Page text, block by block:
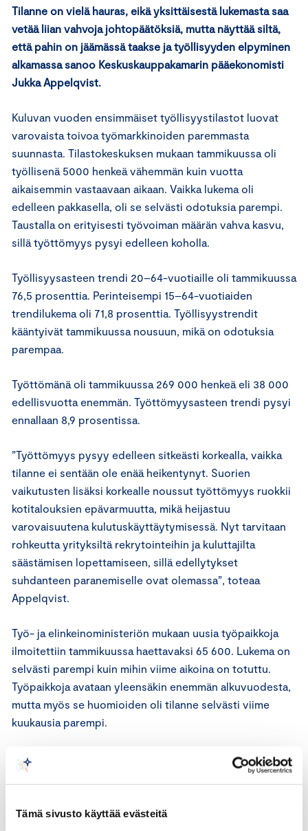
Tämä sivusto käyttää evästeitä
Tilanne on vielä hauras, eikä yksittäisestä lukemasta saa
vetää liian vahvoja johtopäätöksiä, mutta näyttää siltä,
että pahin on jäämässä taakse ja työllisyyden elpyminen
alkamassa sanoo Keskuskauppakamarin pääekonomisti
Jukka Appelqvist.
Kuluvan vuoden ensimmäiset työllisyystilastot luovat
varovaista toivoa työmarkkinoiden paremmasta
suunnasta. Tilastokeskuksen mukaan tammikuussa oli
työllisenä 5000 henkeä vähemmän kuin vuotta
aikaisemmin vastaavaan aikaan. Vaikka lukema oli
edelleen pakkasella, oli se selvästi odotuksia parempi.
Taustalla on erityisesti työvoiman määrän vahva kasvu,
sillä työttömyys pysyi edelleen koholla.
Työllisyysasteen trendi 20–64-vuotiaille oli tammikuussa
76,5 prosenttia. Perinteisempi 15–64-vuotiaiden
trendilukema oli 71,8 prosenttia. Työllisyystrendit
kääntyivät tammikuussa nousuun, mikä on odotuksia
parempaa.
Työttömänä oli tammikuussa 269 000 henkeä eli 38 000
edellisvuotta enemmän. Työttömyysasteen trendi pysyi
ennallaan 8,9 prosentissa.
”Työttömyys pysyy edelleen sitkeästi korkealla, vaikka
tilanne ei sentään ole enää heikentynyt. Suorien
vaikutusten lisäksi korkealle noussut työttömyys ruokkii
kotitalouksien epävarmuutta, mikä heijastuu
varovaisuutena kulutuskäyttäytymisessä. Nyt tarvitaan
rohkeutta yrityksiltä rekrytointeihin ja kuluttajilta
säästämisen lopettamiseen, sillä edellytykset
suhdanteen paranemiselle ovat olemassa”, toteaa
Appelqvist.
Työ- ja elinkeinoministeriön mukaan uusia työpaikkoja
ilmoitettiin tammikuussa haettavaksi 65 600. Lukema on
selvästi parempi kuin mihin viime aikoina on totuttu.
Työpaikkoja avataan yleensäkin enemmän alkuvuodesta,
mutta myös se huomioiden oli tilanne selvästi viime
kuukausia parempi.
”Työvoiman heikko kysyntä oli talouden keskeisiä
huolenaiheita viime vuonna. Kuluva vuosi käynnistyi
vahvistaa tulkintaa siitä, että työllisyyden nousu voi